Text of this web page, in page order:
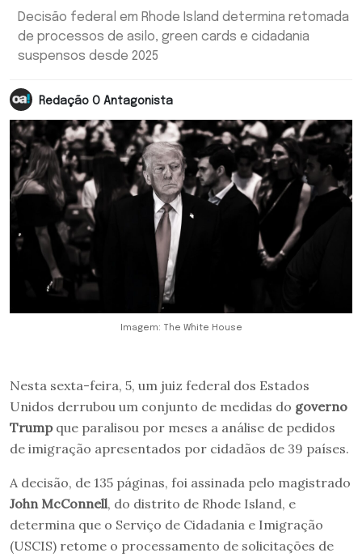
Decisão federal em Rhode Island determina retomada
de processos de asilo, green cards e cidadania
suspensos desde 2025
Redação O Antagonista
Imagem: The White House
Nesta sexta-feira, 5, um juiz federal dos Estados
Unidos derrubou um conjunto de medidas do governo
Trumpque paralisou por meses a análise de pedidos
de imigração apresentados por cidadãos de 39 países.
A decisão, de 135 páginas, foi assinada pelo magistrado
John McConnell, do distrito de Rhode Island, e
determina que o Serviço de Cidadania e Imigração
(USCIS) retome o processamento de solicitações de